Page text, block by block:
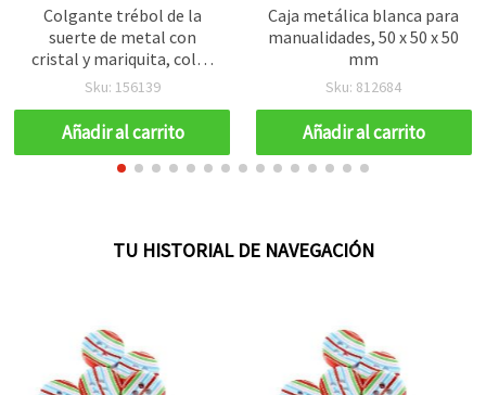
Colgante trébol de la
suerte de metal con
cristal y mariquita, color
plata, 25x22x3,5 mm,
moderno para bisutería,
manualidades y
accesorios
Sku: 156139
Añadir al carrito
Caja metálica blanca para
manualidades, 50 x 50 x 50
mm
Sku: 812684
Añadir al carrito
TU HISTORIAL DE NAVEGACIÓN